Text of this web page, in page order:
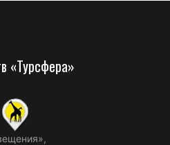
«Турсфера»